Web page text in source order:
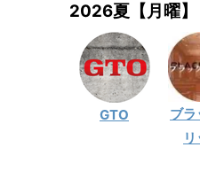
2026夏【月曜
GTO
ブラ